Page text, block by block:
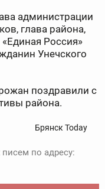
администрации
глава района,
Россия»
Унечского
поздравили с
района.
Брянск Today
по адресу: